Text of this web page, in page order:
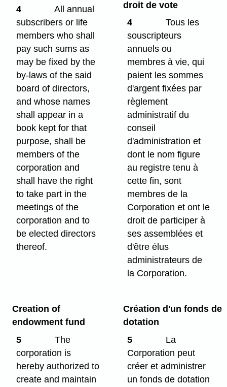
4
All annual
subscribers or life
members who shall
pay such sums as
may be fixed by the
by-laws of the said
board of directors,
and whose names
shall appear in a
book kept for that
purpose, shall be
members of the
corporation and
shall have the right
to take part in the
meetings of the
corporation and to
be elected directors
thereof.
droit de vote
4
Tous les
souscripteurs
annuels ou
membres à vie, qui
paient les sommes
d'argent fixées par
règlement
administratif du
conseil
d'administration et
dont le nom figure
au registre tenu à
cette fin, sont
membres de la
Corporation et ont le
droit de participer à
ses assemblées et
d'être élus
administrateurs de
la Corporation.
Creation of
endowment fund
5
The
corporation is
hereby authorized to
create and maintain
Création d'un fonds de
dotation
5
La
Corporation peut
créer et administrer
un fonds de dotation